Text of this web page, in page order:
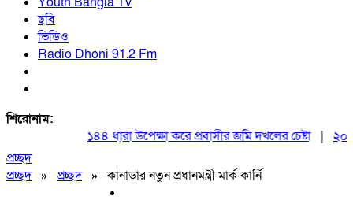
ছবি
ভিডিও
Radio Dhoni 91.2 Fm
শিরোনাম:
১৪৪ ধারা উপেক্ষা করে প্রবাসীর জমি দখলের চেষ্টা| ২০
প্রচ্ছদ
প্রচ্ছদ» প্রচ্ছদ»কানাডার নতুন প্রধানমন্ত্রী মার্ক কার্নি